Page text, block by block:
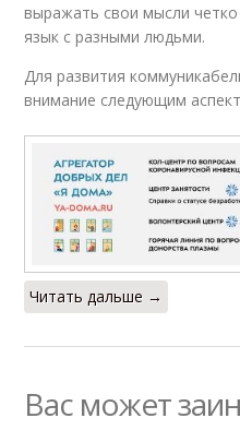
выражать свои мысли
язык с разными людьми.
Для развития
внимание следующим
Читать дальше →
Вас может